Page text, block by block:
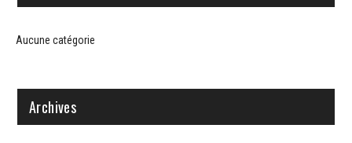
Aucune catégorie
Archives